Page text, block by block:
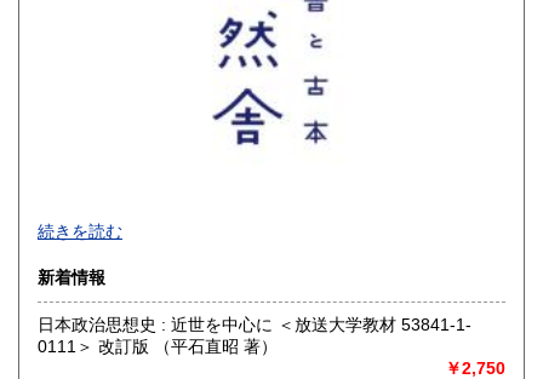
300円 鹿児島県
300円
【 厚紙封筒＋OPP袋で丁寧梱包 / 公費歓迎 】
します
沿線名：-
最寄駅：-
続きを読む
新着情報
日本政治思想史 : 近世を中心に ＜放送大学教材 53841-1-
0111＞ 改訂版 （平石直昭 著）
￥2,750